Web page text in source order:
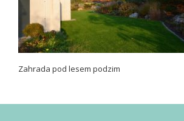
Zahrada pod lesem podzim